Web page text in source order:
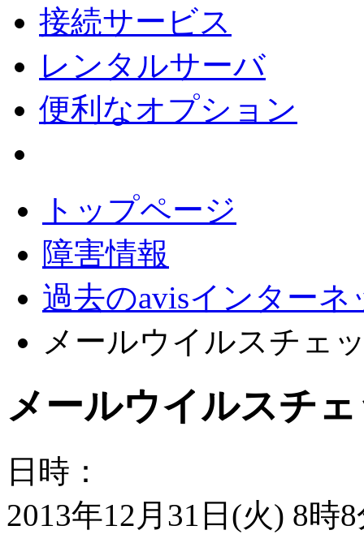
接続サービス
レンタルサーバ
便利なオプション
トップページ
障害情報
過去のavisインターネ
メールウイルスチェ
メールウイルスチ
日時：
2013年12月31日(火) 8時